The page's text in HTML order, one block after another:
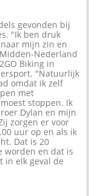
gevonden bij
"Ik ben druk
mijn zin en
Nederland
Biking in
"Natuurlijk
omdat ik zelf
met
stoppen. Ik
Dylan en mijn
zorgen er voor
uur op en als ik
Dat is 20
worden en dat is
in elk geval de